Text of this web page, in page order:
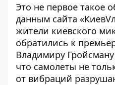
Это не первое такое
данным сайта «
жители киевского
обратились к
Владимиру
что самолеты не
от вибраций